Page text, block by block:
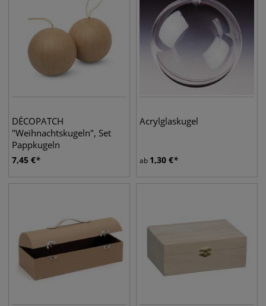
DÉCOPATCH
"Weihnachtskugeln", Set
Pappkugeln
7,45 €
Acrylglaskugel
ab 1,30 €